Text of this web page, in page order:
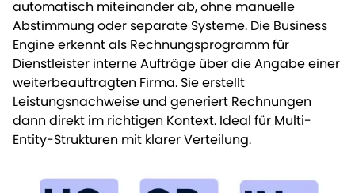
automatisch miteinander ab, ohne manuelle
Abstimmung oder separate Systeme. Die Business
Engine erkennt als Rechnungsprogramm für
Dienstleister interne Aufträge über die Angabe einer
weiterbeauftragten Firma. Sie erstellt
Leistungsnachweise und generiert Rechnungen
dann direkt im richtigen Kontext. Ideal für Multi-
Entity-Strukturen mit klarer Verteilung.